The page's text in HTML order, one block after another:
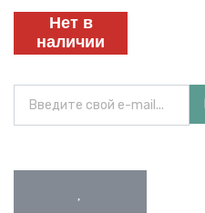
Нет в
наличии